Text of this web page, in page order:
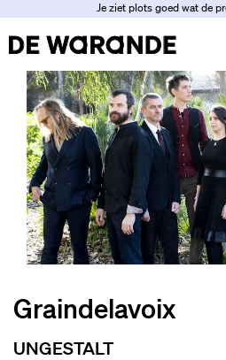
Je ziet plots goed wat de
Graindelavoix
UNGESTALT